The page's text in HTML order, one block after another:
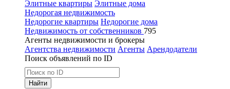
Элитные квартиры Элитные дома
Недорогая недвижимость
Недорогие квартиры Недорогие дома
Недвижимость от собственников 795
Агенты недвижимости и брокеры
Агентства недвижимости Агенты Арендодатели
Поиск объявлений по ID
Найти